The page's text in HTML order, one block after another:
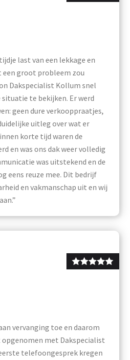
last van een lekkage en
een groot probleem zou
Dakspecialist Kollum snel
te bekijken. Er werd
geen dure verkooppraatjes,
uitleg over wat er
korte tijd waren de
en was ons dak weer volledig
was uitstekend en de
eens reuze mee. Dit bedrijf
en vakmanschap uit en wij
vervanging toe en daarom
met Dakspecialist
telefoongesprek kregen